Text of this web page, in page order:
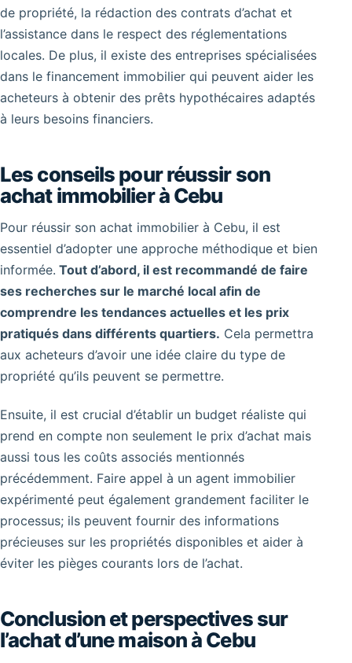
de propriété, la rédaction des contrats d’achat et
l’assistance dans le respect des réglementations
locales. De plus, il existe des entreprises spécialisées
dans le financement immobilier qui peuvent aider les
acheteurs à obtenir des prêts hypothécaires adaptés
à leurs besoins financiers.
Les conseils pour réussir son
achat immobilier à Cebu
Pour réussir son achat immobilier à Cebu, il est
essentiel d’adopter une approche méthodique et bien
informée. Tout d’abord, il est recommandé de faire
ses recherches sur le marché local afin de
comprendre les tendances actuelles et les prix
pratiqués dans différents quartiers. Cela permettra
aux acheteurs d’avoir une idée claire du type de
propriété qu’ils peuvent se permettre.
Ensuite, il est crucial d’établir un budget réaliste qui
prend en compte non seulement le prix d’achat mais
aussi tous les coûts associés mentionnés
précédemment. Faire appel à un agent immobilier
expérimenté peut également grandement faciliter le
processus; ils peuvent fournir des informations
précieuses sur les propriétés disponibles et aider à
éviter les pièges courants lors de l’achat.
Conclusion et perspectives sur
l’achat d’une maison à Cebu